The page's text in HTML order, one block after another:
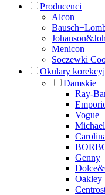
Producenci
Alcon
Menicon
Soczewki
Okulary
Damskie
Ray-
Vogue
Genny
Oakley